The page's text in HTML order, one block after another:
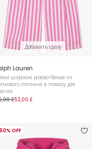
Добавить сразу
Lauren
широкие розово-белые из
поплина в полоску для
£53,00 £
50% OFF